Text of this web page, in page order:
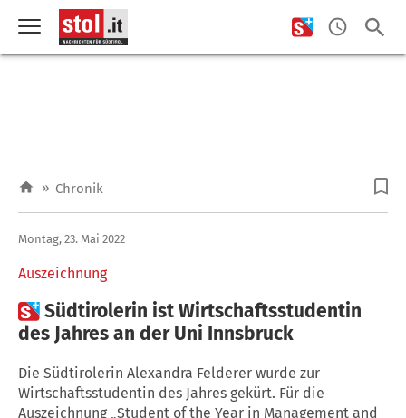
» Chronik
Auszeichnung
Montag, 23. Mai 2022
Südtirolerin ist Wirtschaftsstudentin
des Jahres an der Uni Innsbruck
Die Südtirolerin Alexandra Felderer wurde zur
Wirtschaftsstudentin des Jahres gekürt. Für die
Auszeichnung „Student of the Year in Management and